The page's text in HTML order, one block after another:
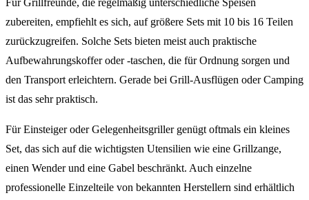
Für Grillfreunde, die regelmäßig unterschiedliche Speisen
zubereiten, empfiehlt es sich, auf größere Sets mit 10 bis 16 Teilen
zurückzugreifen. Solche Sets bieten meist auch praktische
Aufbewahrungskoffer oder -taschen, die für Ordnung sorgen und
den Transport erleichtern. Gerade bei Grill-Ausflügen oder Camping
ist das sehr praktisch.
Für Einsteiger oder Gelegenheitsgriller genügt oftmals ein kleines
Set, das sich auf die wichtigsten Utensilien wie eine Grillzange,
einen Wender und eine Gabel beschränkt. Auch einzelne
professionelle Einzelteile von bekannten Herstellern sind erhältlich